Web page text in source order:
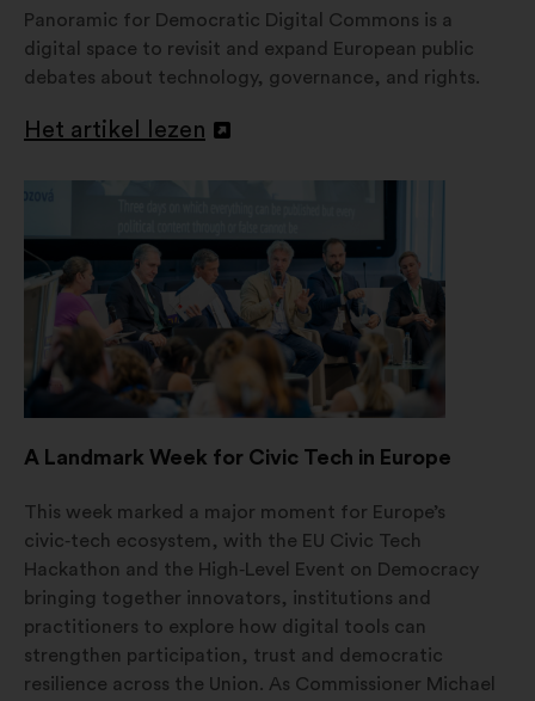
Panoramic for Democratic Digital Commons is a
digital space to revisit and expand European public
debates about technology, governance, and rights.
Het artikel lezen
Openen
tabblad
A Landmark Week for Civic Tech in Europe
This week marked a major moment for Europe’s
civic‑tech ecosystem, with the EU Civic Tech
Hackathon and the High‑Level Event on Democracy
bringing together innovators, institutions and
practitioners to explore how digital tools can
strengthen participation, trust and democratic
resilience across the Union. As Commissioner Michael